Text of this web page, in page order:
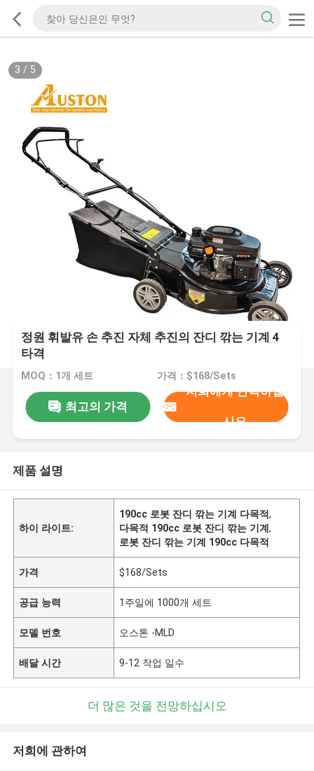
3 / 5
정원 휘발유 손 추진 자체 추진의 잔디 깎는 기계 4
타격
MOQ：1개 세트 가격：$168/Sets
최고의 가격
저희에게 연락하십
시오
제품 설명
하이 라이트:
190cc 로봇 잔디 깎는 기계 다목적,
다목적 190cc 로봇 잔디 깎는 기계,
로봇 잔디 깎는 기계 190cc 다목적
가격 $168/Sets
공급 능력 1주일에 1000개 세트
모델 번호 오스톤 -MLD
배달 시간 9-12 작업 일수
더 많은 것을 전망하십시오
저희에 관하여